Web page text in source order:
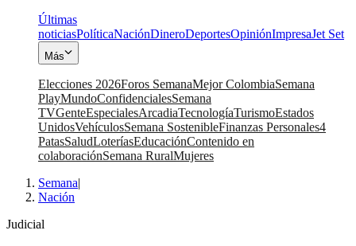
Últimas
noticiasPolíticaNaciónDineroDeportesOpiniónImpresaJet Set
Más
Elecciones 2026Foros SemanaMejor ColombiaSemana
PlayMundoConfidencialesSemana
TVGenteEspecialesArcadiaTecnologíaTurismoEstados
UnidosVehículosSemana SostenibleFinanzas Personales4
PatasSaludLoteríasEducaciónContenido en
colaboraciónSemana RuralMujeres
Semana|
Nación
Judicial